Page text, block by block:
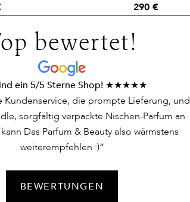
290 €
bewertet!
ein 5/5 Sterne Shop! ★★★★★
Kundenservice, die prompte Lieferung, und
sorgfältig verpackte Nischen-Parfum an
Das Parfum & Beauty also wärmstens
weiterempfehlen :)“
BEWERTUNGEN